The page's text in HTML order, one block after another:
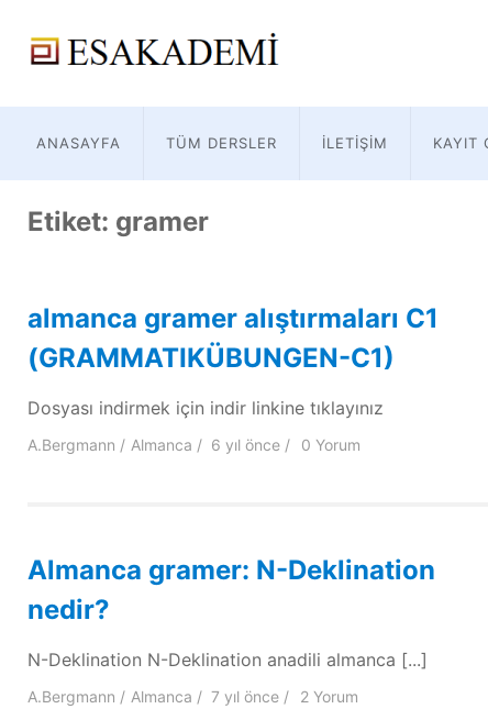
ANASAYFA TÜM DERSLER İLETIŞIM KAYIT
Etiket: gramer
almanca gramer alıştırmaları C1
(GRAMMATIKÜBUNGEN-C1)
Dosyası indirmek için indir linkine tıklayınız
A.Bergmann Almanca 6 yıl önce 0 Yorum
Almanca gramer: N-Deklination
nedir?
N-Deklination N-Deklination anadili almanca [...]
A.Bergmann Almanca 7 yıl önce 2 Yorum